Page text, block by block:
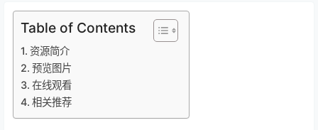
Table of Contents
资源简介
预览图片
在线观看
相关推荐